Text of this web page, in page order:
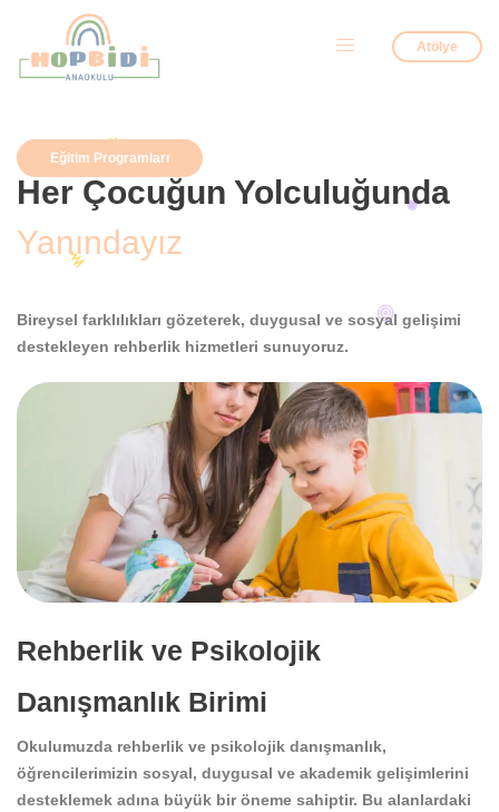
Atölye
Eğitim Programları
Her Çocuğun Yolculuğunda
Yanındayız
Bireysel farklılıkları gözeterek, duygusal ve sosyal gelişimi
destekleyen rehberlik hizmetleri sunuyoruz.
Rehberlik ve Psikolojik
Danışmanlık Birimi
Okulumuzda rehberlik ve psikolojik danışmanlık,
öğrencilerimizin sosyal, duygusal ve akademik gelişimlerini
desteklemek adına büyük bir öneme sahiptir. Bu alanlardaki